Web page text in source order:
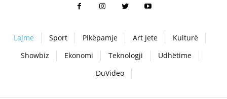
Lajme Sport Pikëpamje Art Jete
Kulturë
Showbiz
Ekonomi Teknologji
Udhëtime
DuVideo